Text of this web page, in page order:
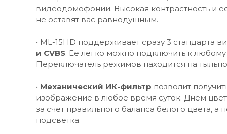
видеодомофонии. Высокая контрастность и
не оставят вас равнодушным.
• ML-15HD поддерживает сразу 3 стандарта
и CVBS. Ее легко можно подключить к
Переключатель режимов находится на
• Механический ИК-фильтр позволит
изображение в любое время суток. Днем
за счет правильного баланса белого цвета,
подсветка.